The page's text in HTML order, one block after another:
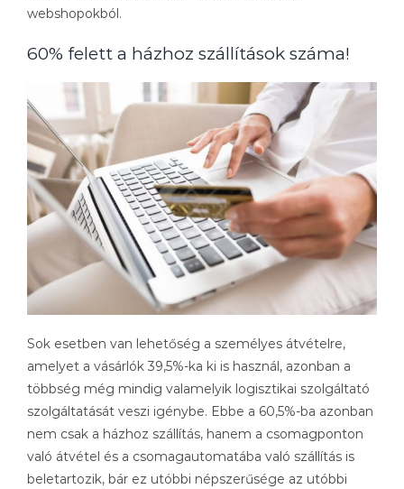
webshopokból.
60% felett a házhoz szállítások száma!
Sok esetben van lehetőség a személyes átvételre,
amelyet a vásárlók 39,5%-ka ki is használ, azonban a
többség még mindig valamelyik logisztikai szolgáltató
szolgáltatását veszi igénybe. Ebbe a 60,5%-ba azonban
nem csak a házhoz szállítás, hanem a csomagponton
való átvétel és a csomagautomatába való szállítás is
beletartozik, bár ez utóbbi népszerűsége az utóbbi